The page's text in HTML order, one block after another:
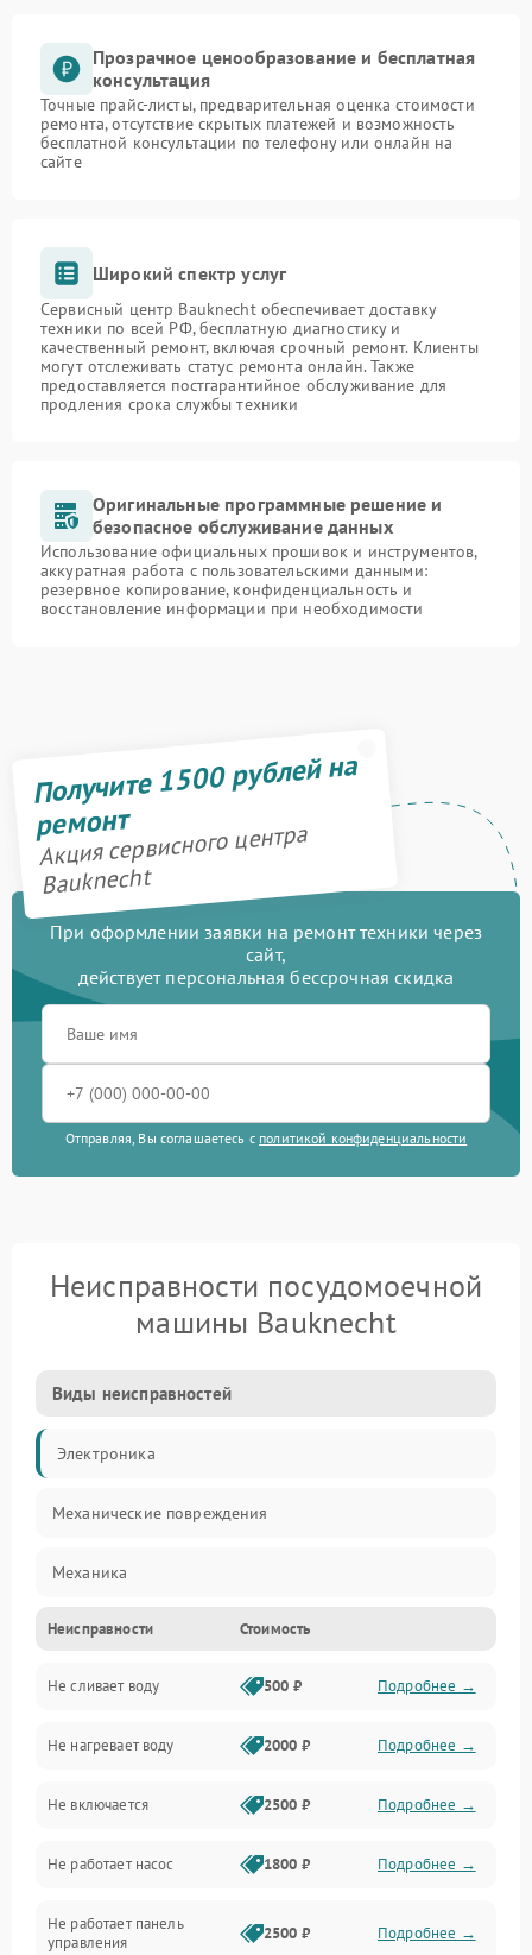
Прозрачное ценообразование и бесплатная
консультация
Точные прайс-листы, предварительная оценка стоимости
ремонта, отсутствие скрытых платежей и возможность
бесплатной консультации по телефону или онлайн на
сайте
Широкий спектр услуг
Сервисный центр Bauknecht обеспечивает доставку
техники по всей РФ, бесплатную диагностику и
качественный ремонт, включая срочный ремонт. Клиенты
могут отслеживать статус ремонта онлайн. Также
предоставляется постгарантийное обслуживание для
продления срока службы техники
Оригинальные программные решение и
безопасное обслуживание данных
Использование официальных прошивок и инструментов,
аккуратная работа с пользовательскими данными:
резервное копирование, конфиденциальность и
восстановление информации при необходимости
Получите 1500 рублей на
ремонт
Акция сервисного центра
Bauknecht
При оформлении заявки на ремонт техники через
сайт,
действует персональная бессрочная скидка
Отправляя, Вы соглашаетесь с политикой конфиденциальности
Неисправности посудомоечной
машины Bauknecht
Виды неисправностей
Электроника
Механические повреждения
Механика
Управление
Электропитание
Датчики
Нагрев
Вода
Гигиена
Неисправности Стоимость
Не сливает воду 500 ₽ Подробнее →
Не нагревает воду 2000 ₽ Подробнее →
Не включается 2500 ₽ Подробнее →
Не работает насос 1800 ₽ Подробнее →
Не работает панель
управления
2500 ₽ Подробнее →